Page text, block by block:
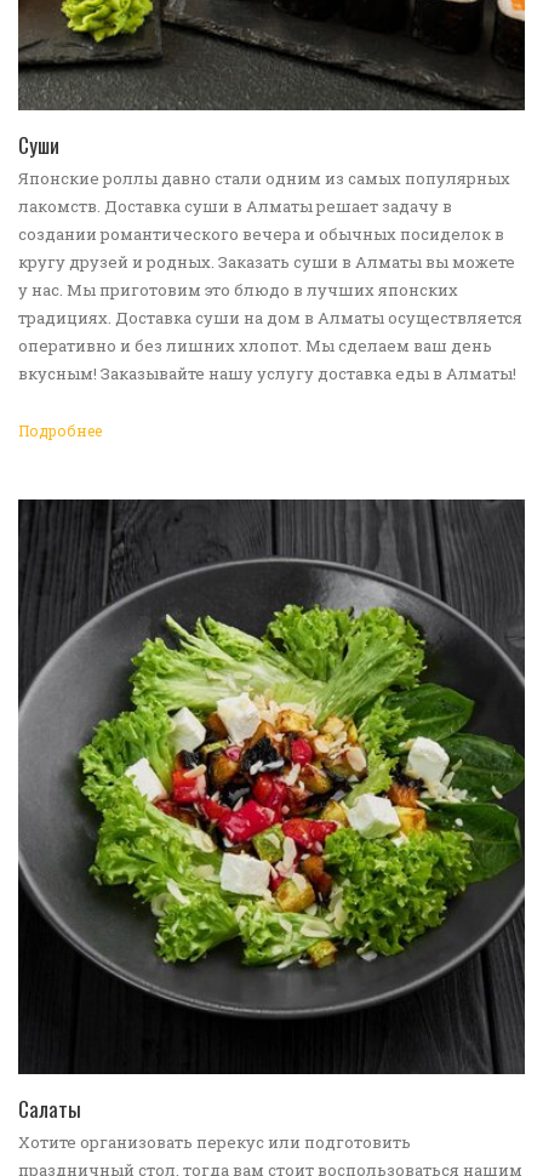
Суши
Японские роллы давно стали одним из самых популярных
лакомств. Доставка суши в Алматы решает задачу в
создании романтического вечера и обычных посиделок в
кругу друзей и родных. Заказать суши в Алматы вы можете
у нас. Мы приготовим это блюдо в лучших японских
традициях. Доставка суши на дом в Алматы осуществляется
оперативно и без лишних хлопот. Мы сделаем ваш день
вкусным! Заказывайте нашу услугу доставка еды в Алматы!
Подробнее
Салаты
Хотите организовать перекус или подготовить
праздничный стол, тогда вам стоит воспользоваться нашим